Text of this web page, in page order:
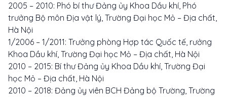
2005 – 2010: Phó bí thư Đảng ủy Khoa Dầu khí, Phó
trưởng Bộ môn Địa vật lý, Trường Đại học Mỏ – Địa chất,
Hà Nội
1/2006 – 1/2011: Trưởng phòng Hợp tác Quốc tế, rưởng
Khoa Dầu khí, Trường Đại học Mỏ – Địa chất, Hà Nội
2010 – 2015: Bí thư Đảng ủy Khoa Dầu khí, Trường Đại
học Mỏ – Địa chất, Hà Nội
2010 – 2018: Đảng ủy viên BCH Đảng bộ Trường, Trường